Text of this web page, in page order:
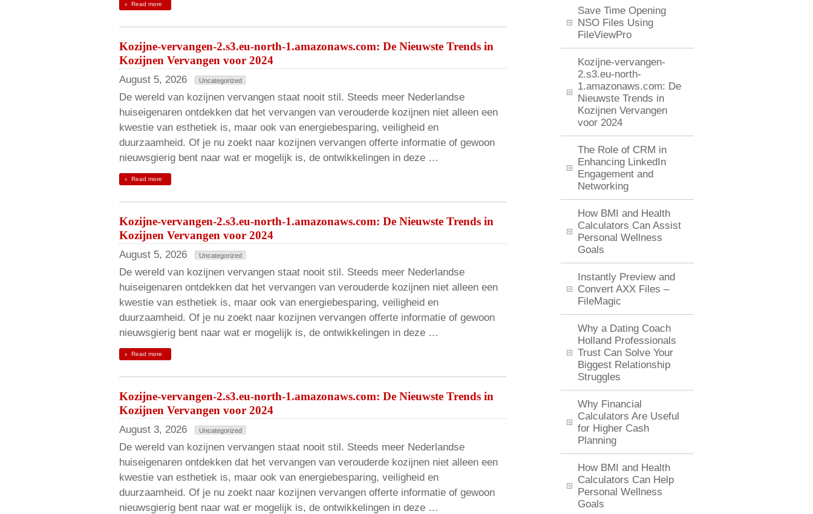
Read more
Kozijne-vervangen-2.s3.eu-north-1.amazonaws.com: De Nieuwste Trends in
Kozijnen Vervangen voor 2024
August 5, 2026 Uncategorized
De wereld van kozijnen vervangen staat nooit stil. Steeds meer Nederlandse
huiseigenaren ontdekken dat het vervangen van verouderde kozijnen niet alleen een
kwestie van esthetiek is, maar ook van energiebesparing, veiligheid en
duurzaamheid. Of je nu zoekt naar kozijnen vervangen offerte informatie of gewoon
nieuwsgierig bent naar wat er mogelijk is, de ontwikkelingen in deze …
Read more
Kozijne-vervangen-2.s3.eu-north-1.amazonaws.com: De Nieuwste Trends in
Kozijnen Vervangen voor 2024
August 5, 2026 Uncategorized
De wereld van kozijnen vervangen staat nooit stil. Steeds meer Nederlandse
huiseigenaren ontdekken dat het vervangen van verouderde kozijnen niet alleen een
kwestie van esthetiek is, maar ook van energiebesparing, veiligheid en
duurzaamheid. Of je nu zoekt naar kozijnen vervangen offerte informatie of gewoon
nieuwsgierig bent naar wat er mogelijk is, de ontwikkelingen in deze …
Read more
Kozijne-vervangen-2.s3.eu-north-1.amazonaws.com: De Nieuwste Trends in
Kozijnen Vervangen voor 2024
August 3, 2026 Uncategorized
De wereld van kozijnen vervangen staat nooit stil. Steeds meer Nederlandse
huiseigenaren ontdekken dat het vervangen van verouderde kozijnen niet alleen een
kwestie van esthetiek is, maar ook van energiebesparing, veiligheid en
duurzaamheid. Of je nu zoekt naar kozijnen vervangen offerte informatie of gewoon
nieuwsgierig bent naar wat er mogelijk is, de ontwikkelingen in deze …
Save Time Opening
NSO Files Using
FileViewPro
Kozijne-vervangen-
2.s3.eu-north-
1.amazonaws.com: De
Nieuwste Trends in
Kozijnen Vervangen
voor 2024
The Role of CRM in
Enhancing LinkedIn
Engagement and
Networking
How BMI and Health
Calculators Can Assist
Personal Wellness
Goals
Instantly Preview and
Convert AXX Files –
FileMagic
Why a Dating Coach
Holland Professionals
Trust Can Solve Your
Biggest Relationship
Struggles
Why Financial
Calculators Are Useful
for Higher Cash
Planning
How BMI and Health
Calculators Can Help
Personal Wellness
Goals